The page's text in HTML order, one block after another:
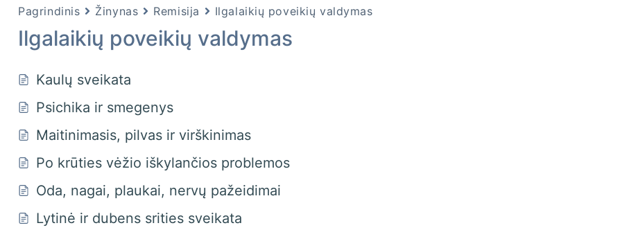
Pagrindinis Žinynas Remisija Ilgalaikių poveikių valdymas
Ilgalaikių poveikių valdymas
Kaulų sveikata
Psichika ir smegenys
Maitinimasis, pilvas ir virškinimas
Po krūties vėžio iškylančios problemos
Oda, nagai, plaukai, nervų pažeidimai
Lytinė ir dubens srities sveikata